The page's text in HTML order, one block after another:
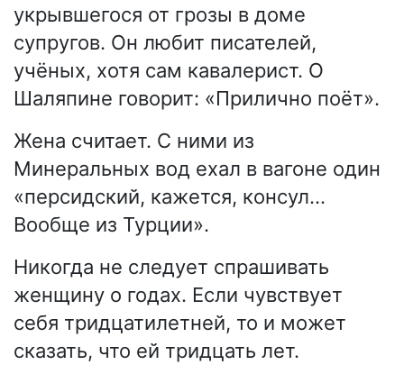
укрывшегося от грозы в доме
супругов. Он любит писателей,
учёных, хотя сам кавалерист. О
Шаляпине говорит: «Прилично поёт».
Жена считает. С ними из
Минеральных вод ехал в вагоне один
«персидский, кажется, консул…
Вообще из Турции».
Никогда не следует спрашивать
женщину о годах. Если чувствует
себя тридцатилетней, то и может
сказать, что ей тридцать лет.